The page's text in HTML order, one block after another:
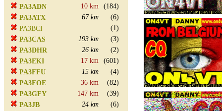
PA3ADN
10 km
(184)
PA3ATX
67 km
(6)
PA3BCI
(1)
PA3CAS
193 km
(3)
PA3DHR
26 km
(2)
PA3EKI
17 km
(601)
PA3FFU
15 km
(4)
PA3FOE
36 km
(82)
PA3GFY
147 km
(39)
PA3JB
24 km
(6)